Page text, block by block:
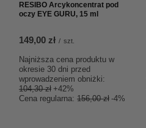
RESIBO Arcykoncentrat pod
oczy EYE GURU, 15 ml
149,00 zł / szt.
Najniższa cena produktu w
okresie 30 dni przed
wprowadzeniem obniżki:
104,30 zł +42%
Cena regularna: 156,00 zł -4%